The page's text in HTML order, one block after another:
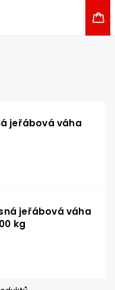
jeřábová váha
jeřábová váha
kg